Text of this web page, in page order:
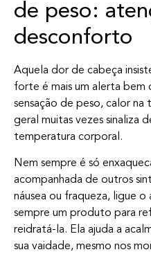
de peso:
desconforto
Aquela dor de cabeça
forte é mais um alerta bem
sensação de peso, calor
geral muitas vezes sinaliza
temperatura corporal.
Nem sempre é só
acompanhada de outros
náusea ou fraqueza, ligue o
sempre um produto para
reidratá-la. Ela ajuda a
sua vaidade, mesmo nos